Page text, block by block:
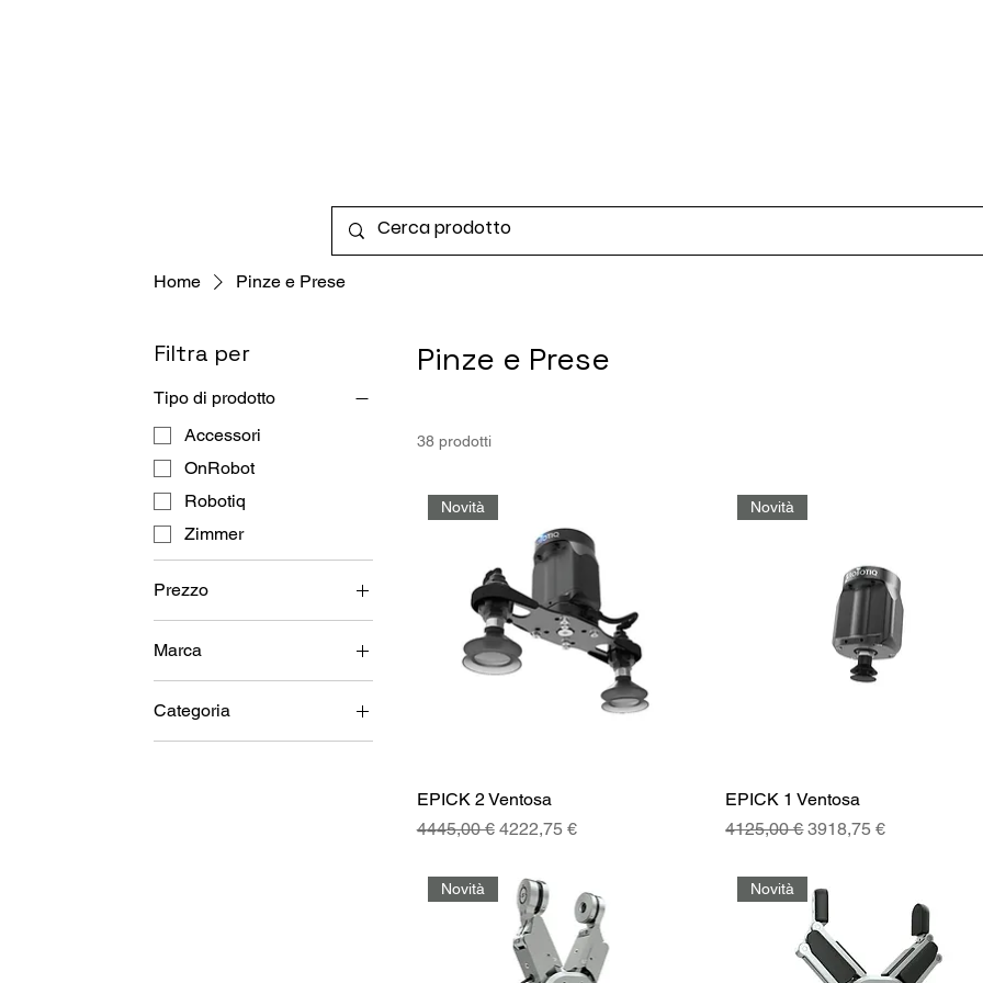
Home Pinze e Prese
Filtra per
Tipo di prodotto
Accessori
OnRobot
Robotiq
Zimmer
Prezzo
0 € 11.431 €
Marca
Robotiq
Categoria
Pinze e Prese
38 prodotti
Novità
EPICK 2 Ventosa
Prezzo regolare
4445,00 € Prezzo scontato
4222,75 €
Novità
EPICK 1 Ventosa
Prezzo regolare
4125,00 €Prezzo scontato
3918,75 €
Novità Novità